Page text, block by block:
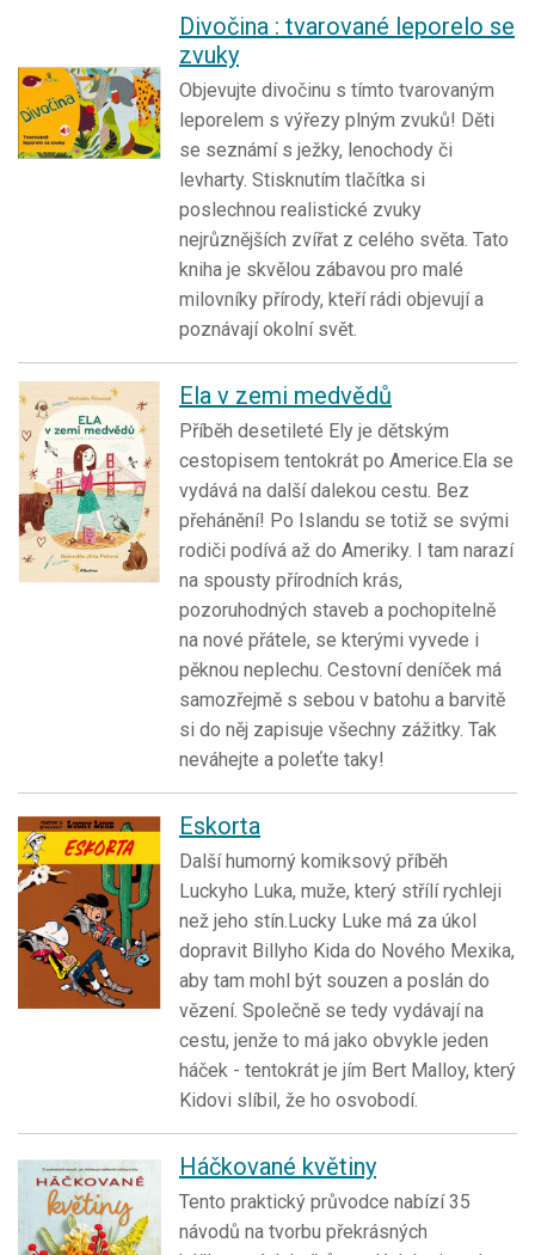
Divočina : tvarované leporelo se
zvuky
Objevujte divočinu s tímto tvarovaným
leporelem s výřezy plným zvuků! Děti
se seznámí s ježky, lenochody či
levharty. Stisknutím tlačítka si
poslechnou realistické zvuky
nejrůznějších zvířat z celého světa. Tato
kniha je skvělou zábavou pro malé
milovníky přírody, kteří rádi objevují a
poznávají okolní svět.
Ela v zemi medvědů
Příběh desetileté Ely je dětským
cestopisem tentokrát po Americe.Ela se
vydává na další dalekou cestu. Bez
přehánění! Po Islandu se totiž se svými
rodiči podívá až do Ameriky. I tam narazí
na spousty přírodních krás,
pozoruhodných staveb a pochopitelně
na nové přátele, se kterými vyvede i
pěknou neplechu. Cestovní deníček má
samozřejmě s sebou v batohu a barvitě
si do něj zapisuje všechny zážitky. Tak
neváhejte a poleťte taky!
Eskorta
Další humorný komiksový příběh
Luckyho Luka, muže, který střílí rychleji
než jeho stín.Lucky Luke má za úkol
dopravit Billyho Kida do Nového Mexika,
aby tam mohl být souzen a poslán do
vězení. Společně se tedy vydávají na
cestu, jenže to má jako obvykle jeden
háček - tentokrát je jím Bert Malloy, který
Kidovi slíbil, že ho osvobodí.
Háčkované květiny
Tento praktický průvodce nabízí 35
návodů na tvorbu překrásných